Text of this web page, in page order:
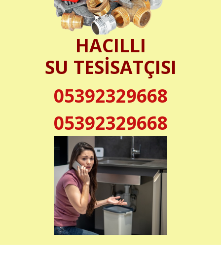
HACILLI
SU TESİSATÇISI
05392329668
05392329668